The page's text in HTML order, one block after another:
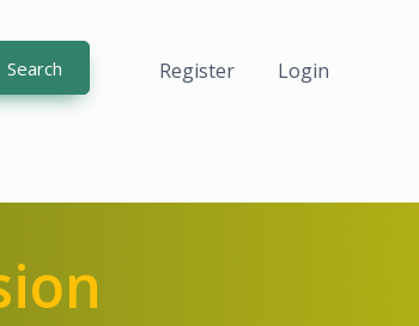
Search Register Login